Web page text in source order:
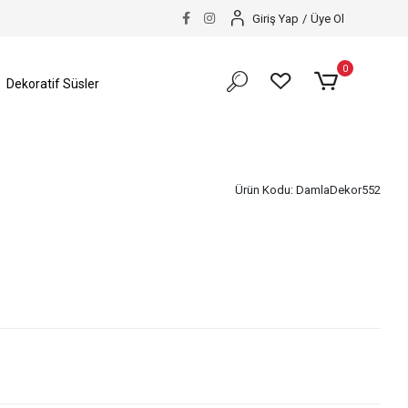
Giriş Yap / Üye Ol
Dekoratif Süsler
0
Ürün Kodu: DamlaDekor552